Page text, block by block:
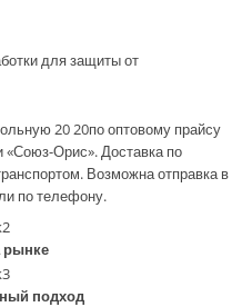
для защиты от
20 20по оптовому прайсу
«Союз-Орис». Доставка по
Возможна отправка в
по телефону.
рынке
подход